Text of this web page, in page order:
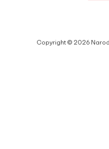
Copyright © 2026